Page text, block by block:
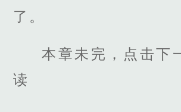
了。
本章未完，点击下
读